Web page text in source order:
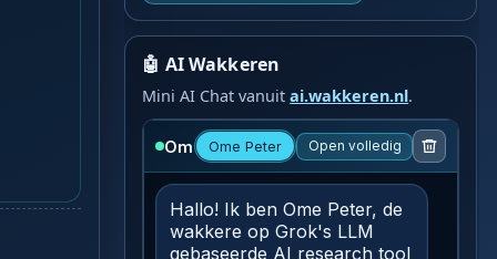
🤖 AI Wakkeren
Mini AI Chat vanuitai.wakkeren.nl.